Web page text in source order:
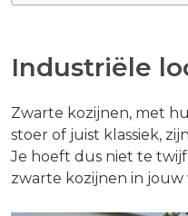
Industriële
Zwarte kozijnen, met
stoer of juist klassiek,
Je hoeft dus niet te
zwarte kozijnen in jouw